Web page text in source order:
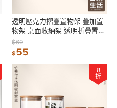
透明壓克力摺疊置物架 疊加置
物架 桌面收納架 透明折疊置物
架 透明置物架 收納架 折疊置物
架
$69
$55
8
折